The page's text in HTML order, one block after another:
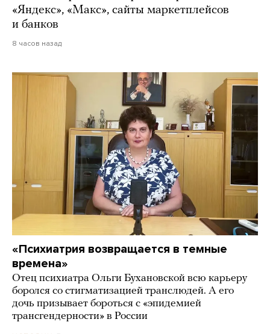
«Яндекс», «Макс», сайты маркетплейсов
и банков
8 часов назад
«Психиатрия возвращается в темные
времена»
Отец психиатра Ольги Бухановской всю карьеру
боролся со стигматизацией транслюдей. А его
дочь призывает бороться с «эпидемией
трансгендерности» в России